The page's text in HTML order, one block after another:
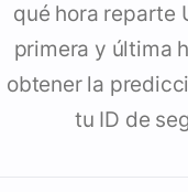
qué hora reparte
primera y última
obtener la
tu ID de